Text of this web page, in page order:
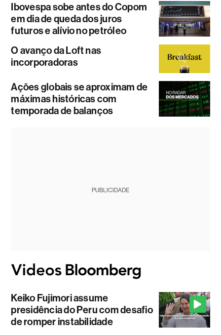
Ibovespa sobe antes do Copom
em dia de queda dos juros
futuros e alívio no petróleo
O avanço da Loft nas
incorporadoras
Ações globais se aproximam de
máximas históricas com
temporada de balanços
PUBLICIDADE
Keiko Fujimori assume
presidência do Peru com desafio
de romper instabilidade